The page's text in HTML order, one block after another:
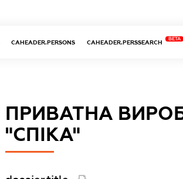
CAHEADER.PERSONS CAHEADER.PERSSEARCH
BETA
ПРИВАТНА
"СПІКА"